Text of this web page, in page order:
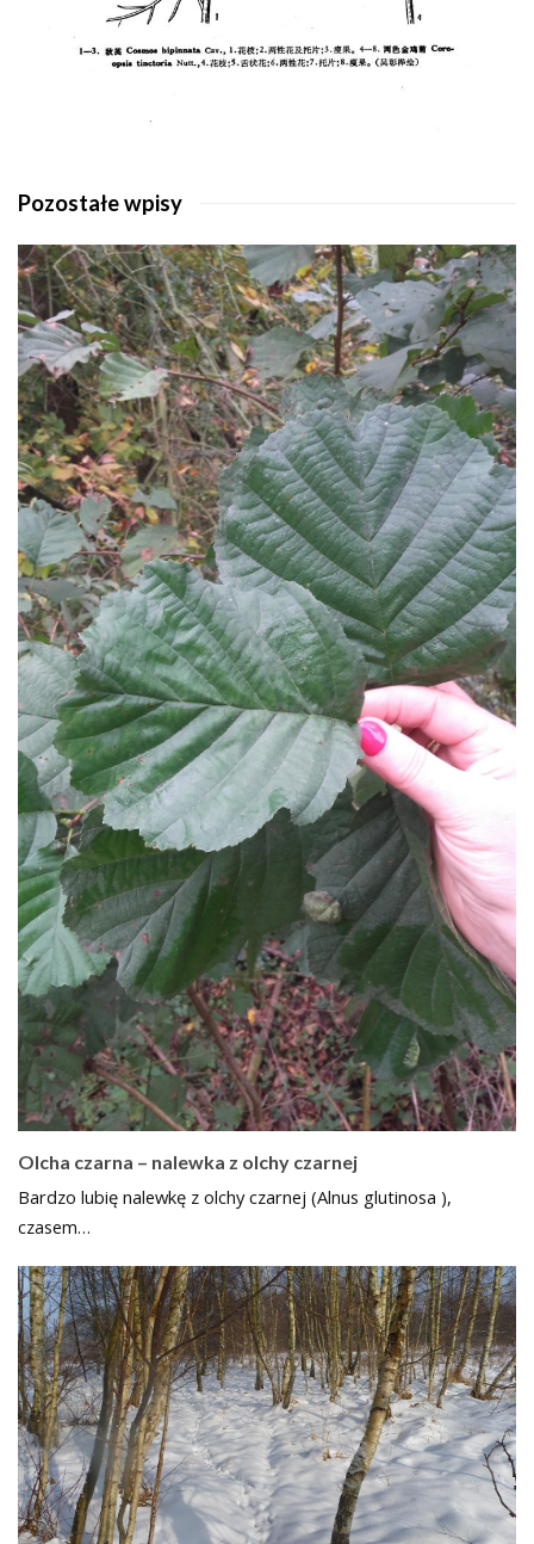
Pozostałe wpisy
Olcha czarna – nalewka z olchy czarnej
Bardzo lubię nalewkę z olchy czarnej (Alnus glutinosa ),
czasem…